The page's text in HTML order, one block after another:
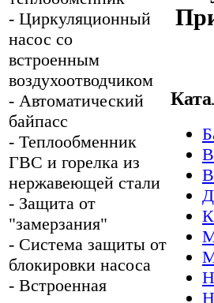
- Циркуляционный
насос со
встроенным
воздухоотводчиком
- Автоматический
байпасс
- Теплообменник
ГВС и горелка из
нержавеющей стали
- Защита от
"замерзания"
- Система защиты от
блокировки насоса
- Встроенная